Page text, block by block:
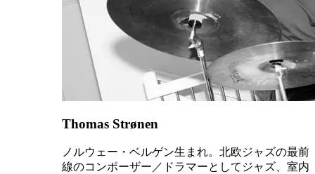
Thomas Strønen
ノルウェー・ベルゲン生まれ。北欧ジャズの最前
線のコンポーザー／ドラマーとしてジャズ、室内